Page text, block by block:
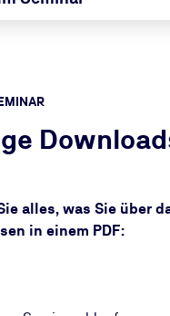
alles, was Sie über
in einem PDF: